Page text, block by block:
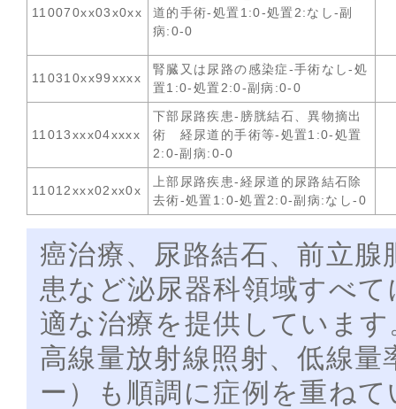
110070xx03x0xx
道的手術-処置1:0-処置2:なし-副
病:0-0
110310xx99xxxx
腎臓又は尿路の感染症-手術なし-処
置1:0-処置2:0-副病:0-0
11013xxx04xxxx
下部尿路疾患-膀胱結石、異物摘出
術 経尿道的手術等-処置1:0-処置
2:0-副病:0-0
11012xxx02xx0x
上部尿路疾患-経尿道的尿路結石除
去術-処置1:0-処置2:0-副病:なし-0
癌治療、尿路結石、前立
患など泌尿器科領域すべ
適な治療を提供しています
高線量放射線照射、低線
ー）も順調に症例を重ね